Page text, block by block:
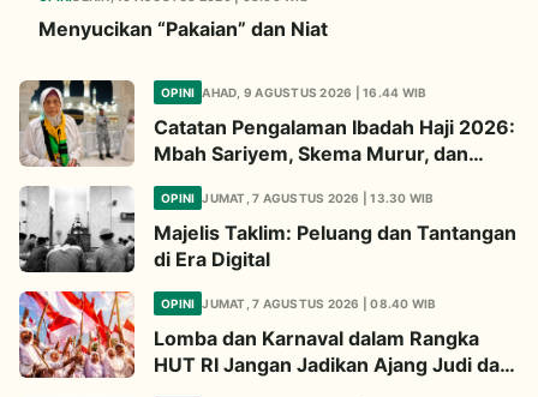
Menyucikan “Pakaian” dan Niat
OPINI AHAD, 9 AGUSTUS 2026 | 16.44 WIB
Catatan Pengalaman Ibadah Haji 2026:
Mbah Sariyem, Skema Murur, dan
OPINI JUMAT, 7 AGUSTUS 2026 | 13.30 WIB
Majelis Taklim: Peluang dan Tantangan
di Era Digital
OPINI JUMAT, 7 AGUSTUS 2026 | 08.40 WIB
Lomba dan Karnaval dalam Rangka
HUT RI Jangan Jadikan Ajang Judi dan